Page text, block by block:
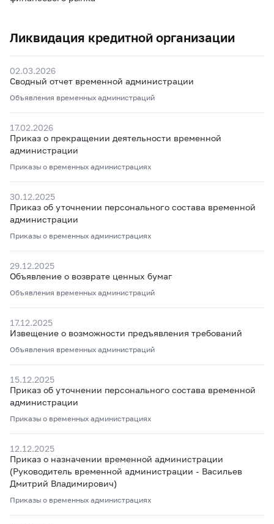
Ликвидация кредитной организации
02.03.2026
Сводный отчет временной администрации
Объявления временных администраций
17.02.2026
Приказ о прекращении деятельности временной
администрации
Приказы о временных администрациях
30.12.2025
Приказ об уточнении персонального состава временной
администрации
Приказы о временных администрациях
29.12.2025
Объявление о возврате ценных бумаг
Объявления временных администраций
17.12.2025
Извещение о возможности предъявления требований
Объявления временных администраций
15.12.2025
Приказ об уточнении персонального состава временной
администрации
Приказы о временных администрациях
12.12.2025
Приказ о назначении временной администрации
(Руководитель временной администрации - Васильев
Дмитрий Владимирович)
Приказы о временных администрациях